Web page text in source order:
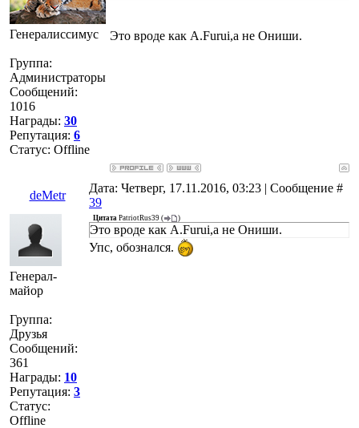
Генералиссимус
Группа:
Администраторы
Сообщений:
1016
Награды: 30
Репутация: 6
Статус: Offline
Это вроде как A.Furui,а не Ониши.
deMetr
Дата: Четверг, 17.11.2016, 03:23 | Сообщение #
39
Генерал-
майор
Группа:
Друзья
Сообщений:
361
Награды: 10
Репутация: 3
Статус:
Offline
Цитата PatriotRus39 ( )
Это вроде как A.Furui,а не Ониши.
Упс, обознался.